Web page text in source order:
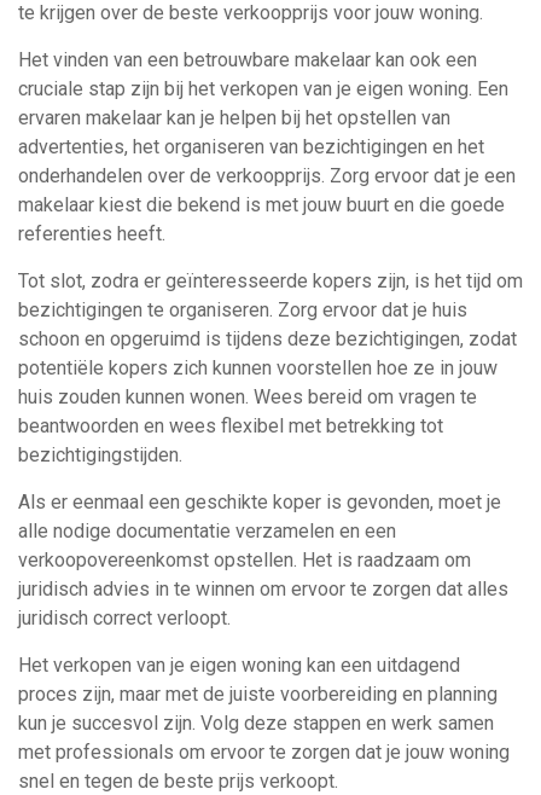
te krijgen over de beste verkoopprijs voor jouw woning.
Het vinden van een betrouwbare makelaar kan ook een
cruciale stap zijn bij het verkopen van je eigen woning. Een
ervaren makelaar kan je helpen bij het opstellen van
advertenties, het organiseren van bezichtigingen en het
onderhandelen over de verkoopprijs. Zorg ervoor dat je een
makelaar kiest die bekend is met jouw buurt en die goede
referenties heeft.
Tot slot, zodra er geïnteresseerde kopers zijn, is het tijd om
bezichtigingen te organiseren. Zorg ervoor dat je huis
schoon en opgeruimd is tijdens deze bezichtigingen, zodat
potentiële kopers zich kunnen voorstellen hoe ze in jouw
huis zouden kunnen wonen. Wees bereid om vragen te
beantwoorden en wees flexibel met betrekking tot
bezichtigingstijden.
Als er eenmaal een geschikte koper is gevonden, moet je
alle nodige documentatie verzamelen en een
verkoopovereenkomst opstellen. Het is raadzaam om
juridisch advies in te winnen om ervoor te zorgen dat alles
juridisch correct verloopt.
Het verkopen van je eigen woning kan een uitdagend
proces zijn, maar met de juiste voorbereiding en planning
kun je succesvol zijn. Volg deze stappen en werk samen
met professionals om ervoor te zorgen dat je jouw woning
snel en tegen de beste prijs verkoopt.